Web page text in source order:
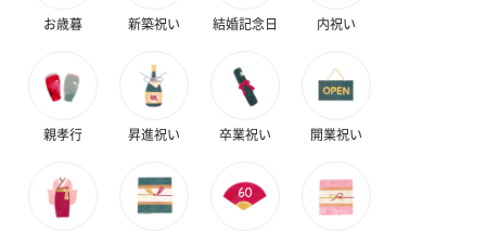
お歳暮 新築祝い 結婚記念日 内祝い
親孝行 昇進祝い 卒業祝い 開業祝い